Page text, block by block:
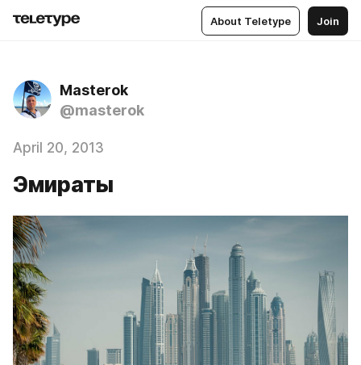
About Teletype Join
Masterok
@masterok
April 20, 2013
Эмираты